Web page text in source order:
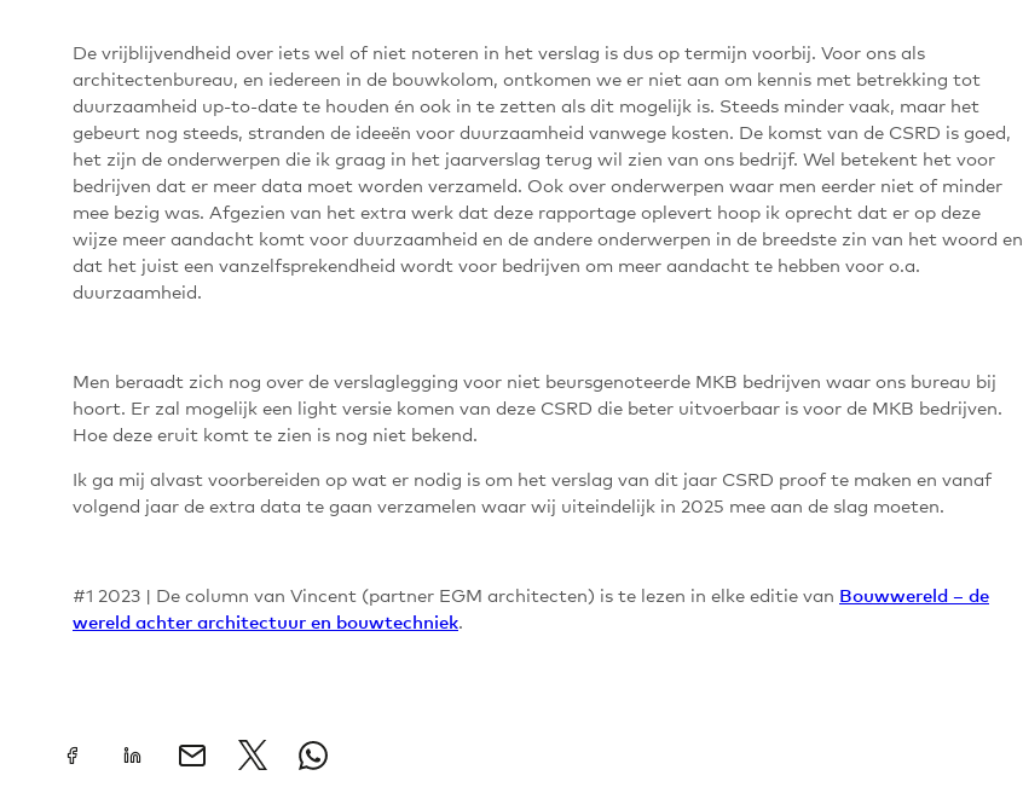
De vrijblijvendheid over iets wel of niet noteren in het verslag is dus op termijn voorbij. Voor ons als
architectenbureau, en iedereen in de bouwkolom, ontkomen we er niet aan om kennis met betrekking tot
duurzaamheid up-to-date te houden én ook in te zetten als dit mogelijk is. Steeds minder vaak, maar het
gebeurt nog steeds, stranden de ideeën voor duurzaamheid vanwege kosten. De komst van de CSRD is goed,
het zijn de onderwerpen die ik graag in het jaarverslag terug wil zien van ons bedrijf. Wel betekent het voor
bedrijven dat er meer data moet worden verzameld. Ook over onderwerpen waar men eerder niet of minder
mee bezig was. Afgezien van het extra werk dat deze rapportage oplevert hoop ik oprecht dat er op deze
wijze meer aandacht komt voor duurzaamheid en de andere onderwerpen in de breedste zin van het woord en
dat het juist een vanzelfsprekendheid wordt voor bedrijven om meer aandacht te hebben voor o.a.
duurzaamheid.
Men beraadt zich nog over de verslaglegging voor niet beursgenoteerde MKB bedrijven waar ons bureau bij
hoort. Er zal mogelijk een light versie komen van deze CSRD die beter uitvoerbaar is voor de MKB bedrijven.
Hoe deze eruit komt te zien is nog niet bekend.
Ik ga mij alvast voorbereiden op wat er nodig is om het verslag van dit jaar CSRD proof te maken en vanaf
volgend jaar de extra data te gaan verzamelen waar wij uiteindelijk in 2025 mee aan de slag moeten.
#1 2023 | De column van Vincent (partner EGM architecten) is te lezen in elke editie van Bouwwereld – de
wereld achter architectuur en bouwtechniek